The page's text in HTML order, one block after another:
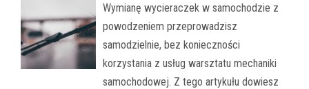
Wymianę wycieraczek w samochodzie z
powodzeniem przeprowadzisz
samodzielnie, bez konieczności
korzystania z usług warsztatu mechaniki
samochodowej. Z tego artykułu dowiesz